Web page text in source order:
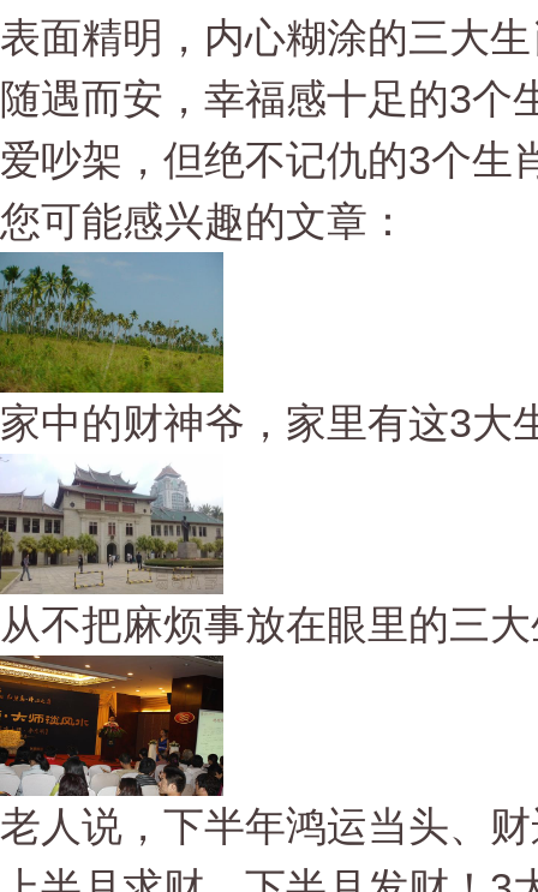
表面精明，内心糊涂的三大
随遇而安，幸福感十足的3个
爱吵架，但绝不记仇的3个生
您可能感兴趣的文章：
家中的财神爷，家里有这3大
从不把麻烦事放在眼里的三
老人说，下半年鸿运当头、